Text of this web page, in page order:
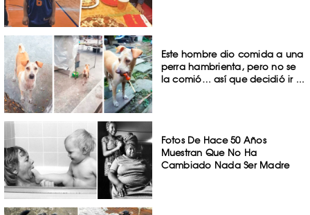
Este hombre dio comida a una
perra hambrienta, pero no se
la comió… así que decidió ir ...
Fotos De Hace 50 Años
Muestran Que No Ha
Cambiado Nada Ser Madre